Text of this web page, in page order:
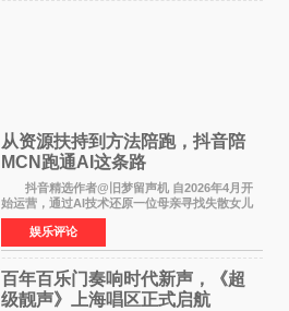
从资源扶持到方法陪跑，抖音陪
MCN跑通AI这条路
抖音精选作者@旧梦留声机 自2026年4月开
始运营，通过AI技术还原一位母亲寻找失散女儿
的故事，凭借强情感表达获得大量用户关注，发
布仅21小时便获得超1亿曝光、超1000万互动。
此后，账号持续沿
娱乐评论
百年百乐门奏响时代新声，《超
级靓声》上海唱区正式启航